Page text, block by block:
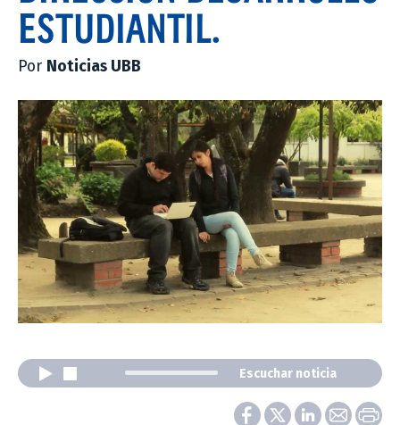
ESTUDIANTIL.
Por Noticias UBB
Escuchar noticia